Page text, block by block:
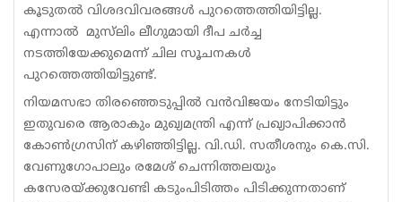
കൂടുതൽ വിശദവിവരങ്ങൾ പുറത്തെത്തിയിട്ടില്ല.
എന്നാൽ മുസ്‌ലിം ലീഗുമായി ദീപ ചർച്ച
നടത്തിയേക്കുമെന്ന് ചില സൂചനകൾ
പുറത്തെത്തിയിട്ടുണ്ട്.
നിയമസഭാ തിരഞ്ഞെടുപ്പിൽ വൻവിജയം നേടിയിട്ടും
ഇതുവരെ ആരാകും മുഖ്യമന്ത്രി എന്ന് പ്രഖ്യാപിക്കാൻ
കോൺഗ്രസിന് കഴിഞ്ഞിട്ടില്ല. വി.ഡി. സതീശനും കെ.സി.
വേണുഗോപാലും രമേശ് ചെന്നിത്തലയും
കസേരയ്ക്കുവേണ്ടി കടുംപിടിത്തം പിടിക്കുന്നതാണ്